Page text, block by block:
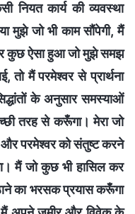
नियत कार्य की व्यवस्था
मुझे जो भी काम सौंपेगी, मैं
कुछ ऐसा हुआ जो मुझे समझ
मैं परमेश्वर से प्रार्थना
के अनुसार समस्याओं
तरह से करूँगा। मेरा जो
परमेश्वर को संतुष्ट करने
मैं जो कुछ भी हासिल कर
का भरसक प्रयास करूँगा